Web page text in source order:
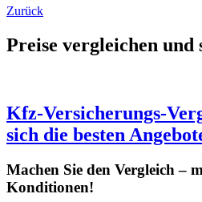
Zurück
Preise vergleichen und
Kfz-Versicherungs-
sich die besten
Machen Sie den Vergleich –
Konditionen!